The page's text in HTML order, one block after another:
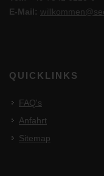
E-Mail:
QUICKLINKS
FAQ's
Anfahrt
Sitemap